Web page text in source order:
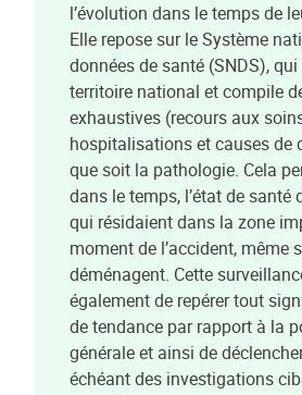
l’évolution dans le temps de
Elle repose sur le Système
données de santé (SNDS),
territoire national et compile
exhaustives (recours aux
hospitalisations et causes de
que soit la pathologie. Cela
dans le temps, l’état de santé
qui résidaient dans la zone
moment de l’accident, même
déménagent. Cette
également de repérer tout
de tendance par rapport à la
générale et ainsi de
échéant des investigations